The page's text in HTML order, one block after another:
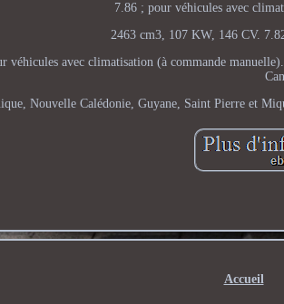
7.86 ; pour véhicules avec
2463 cm3, 107 KW, 146 CV.
véhicules avec climatisation (à commande
Nouvelle Calédonie, Guyane, Saint Pierre et
Accueil